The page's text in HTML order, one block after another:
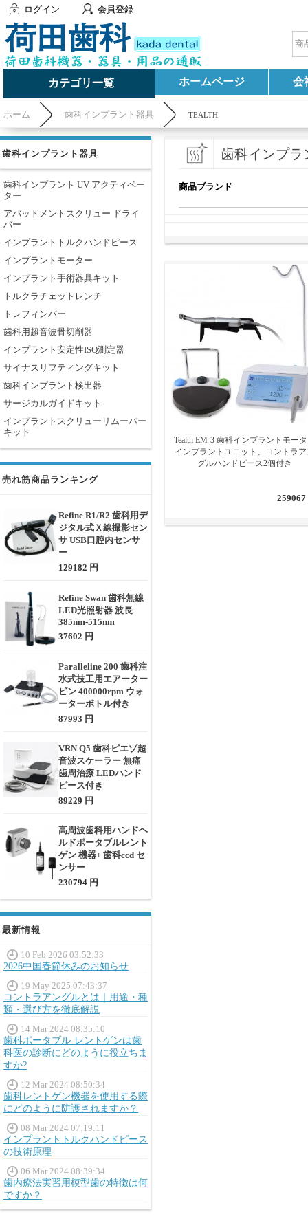
ログイン 会員登録
カテゴリ一覧 ホームページ 会
ホーム 歯科インプラント器具 TEALTH
歯科インプラント器具
歯科インプラント UV アクティベー
ター
アバットメントスクリュー ドライ
バー
インプラントトルクハンドピース
インプラントモーター
インプラント手術器具キット
トルクラチェットレンチ
トレフィンバー
歯科用超音波骨切削器
インプラント安定性ISQ測定器
サイナスリフティングキット
歯科インプラント検出器
サージカルガイドキット
インプラントスクリューリムーバー
キット
売れ筋商品ランキング
Refine R1/R2 歯科用デ
ジタル式Ｘ線撮影セン
サ USB口腔内センサ
ー
129182 円
Refine Swan 歯科無線
LED光照射器 波長
385nm-515nm
37602 円
Paralleline 200 歯科注
水式技工用エアーター
ビン 400000rpm ウォ
ーターボトル付き
87993 円
VRN Q5 歯科ピエゾ超
音波スケーラー 無痛
歯周治療 LEDハンド
ピース付き
89229 円
高周波歯科用ハンドヘ
ルドポータブルレント
ゲン 機器+ 歯科ccd セ
ンサー
230794 円
最新情報
10 Feb 2026 03:52:33
2026中国春節休みのお知らせ
19 May 2025 07:43:37
コントラアングルとは｜用途・種
類・選び方を徹底解説
14 Mar 2024 08:35:10
歯科ポータブル レントゲンは歯
科医の診断にどのように役立ちま
すか?
12 Mar 2024 08:50:34
歯科レントゲン機器を使用する際
にどのように防護されますか？
08 Mar 2024 07:19:11
インプラントトルクハンドピース
の技術原理
06 Mar 2024 08:39:34
歯内療法実習用模型歯の特徴は何
ですか？
歯科インプラ
商品ブランド
Tealth EM-3 歯科インプラントモー
インプラントユニット、コントラア
グルハンドピース2個付き
259067